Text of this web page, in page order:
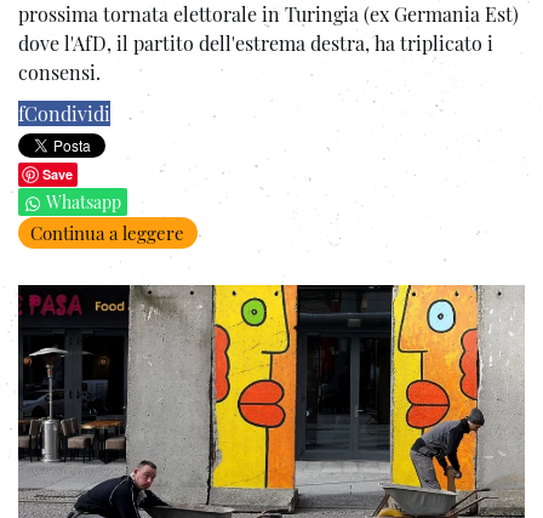
prossima tornata elettorale in Turingia (ex Germania Est)
dove l'AfD, il partito dell'estrema destra, ha triplicato i
consensi.
fCondividi
Save
Whatsapp
Continua a leggere